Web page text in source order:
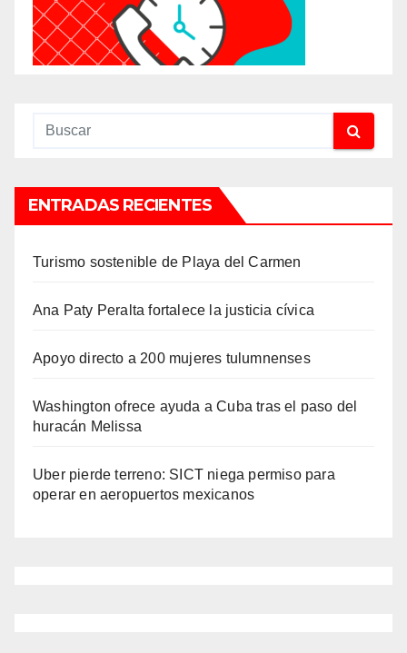
ENTRADAS RECIENTES
Turismo sostenible de Playa del Carmen
Ana Paty Peralta fortalece la justicia cívica
Apoyo directo a 200 mujeres tulumnenses
Washington ofrece ayuda a Cuba tras el paso del
huracán Melissa
Uber pierde terreno: SICT niega permiso para
operar en aeropuertos mexicanos